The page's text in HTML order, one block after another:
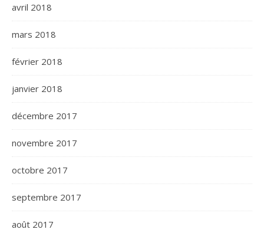
avril 2018
mars 2018
février 2018
janvier 2018
décembre 2017
novembre 2017
octobre 2017
septembre 2017
août 2017